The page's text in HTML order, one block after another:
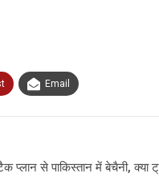
Email
प्लान से पाकिस्तान में बेचैनी,